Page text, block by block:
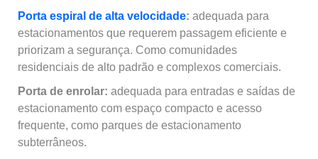
Porta espiral de alta velocidade: adequada para
estacionamentos que requerem passagem eficiente e
priorizam a segurança. Como comunidades
residenciais de alto padrão e complexos comerciais.
Porta de enrolar: adequada para entradas e saídas de
estacionamento com espaço compacto e acesso
frequente, como parques de estacionamento
subterrâneos.